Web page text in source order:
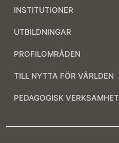
INSTITUTIONER
UTBILDNINGAR
PROFILOMRÅDEN
TILL NYTTA FÖR VÄRLDEN
PEDAGOGISK VERKSAMHET